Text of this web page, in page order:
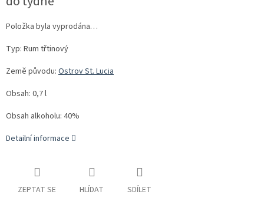
Položka byla vyprodána…
Typ: Rum třtinový
Země původu: Ostrov St. Lucia
Obsah: 0,7 l
Obsah alkoholu: 40%
Detailní informace
ZEPTAT SE HLÍDAT SDÍLET